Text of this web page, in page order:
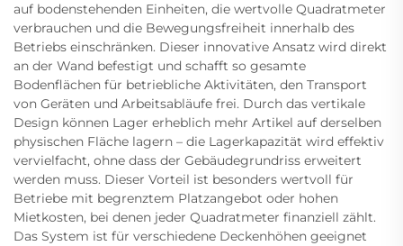
auf bodenstehenden Einheiten, die wertvolle Quadratmeter
verbrauchen und die Bewegungsfreiheit innerhalb des
Betriebs einschränken. Dieser innovative Ansatz wird direkt
an der Wand befestigt und schafft so gesamte
Bodenflächen für betriebliche Aktivitäten, den Transport
von Geräten und Arbeitsabläufe frei. Durch das vertikale
Design können Lager erheblich mehr Artikel auf derselben
physischen Fläche lagern – die Lagerkapazität wird effektiv
vervielfacht, ohne dass der Gebäudegrundriss erweitert
werden muss. Dieser Vorteil ist besonders wertvoll für
Betriebe mit begrenztem Platzangebot oder hohen
Mietkosten, bei denen jeder Quadratmeter finanziell zählt.
Das System ist für verschiedene Deckenhöhen geeignet